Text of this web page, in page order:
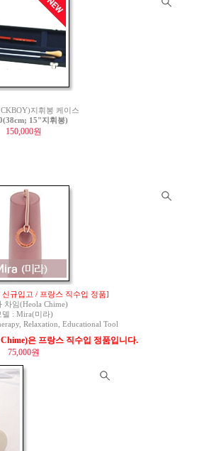
지휘봉 케이스
15"지휘봉)
150,000원
규입고 / 프랑스 직수입 정품]
차임(Heola Chime)
델 : Mira(미라)
Relaxation, Educational Tool
은 프랑스 직수입 정품입니다.
75,000원